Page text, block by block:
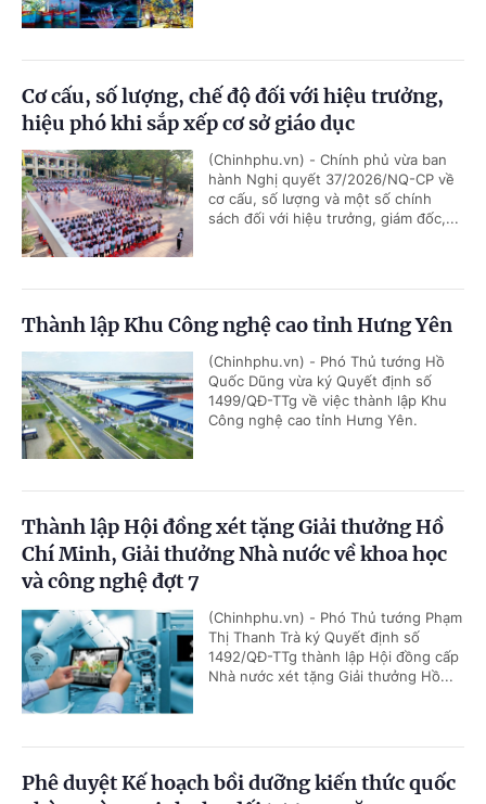
Cơ cấu, số lượng, chế độ đối với hiệu trưởng,
hiệu phó khi sắp xếp cơ sở giáo dục
(Chinhphu.vn) - Chính phủ vừa ban
hành Nghị quyết 37/2026/NQ-CP về
cơ cấu, số lượng và một số chính
sách đối với hiệu trưởng, giám đốc,...
Thành lập Khu Công nghệ cao tỉnh Hưng Yên
(Chinhphu.vn) - Phó Thủ tướng Hồ
Quốc Dũng vừa ký Quyết định số
1499/QĐ-TTg về việc thành lập Khu
Công nghệ cao tỉnh Hưng Yên.
Thành lập Hội đồng xét tặng Giải thưởng Hồ
Chí Minh, Giải thưởng Nhà nước về khoa học
và công nghệ đợt 7
(Chinhphu.vn) - Phó Thủ tướng Phạm
Thị Thanh Trà ký Quyết định số
1492/QĐ-TTg thành lập Hội đồng cấp
Nhà nước xét tặng Giải thưởng Hồ...
Phê duyệt Kế hoạch bồi dưỡng kiến thức quốc